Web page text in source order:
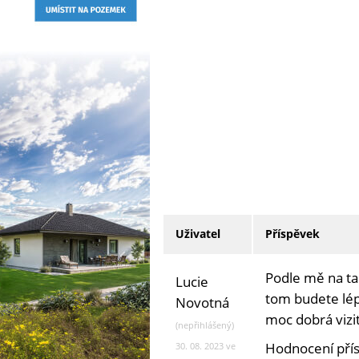
Uživatel Příspěvek
Lucie
Novotná
(nepřihlášený)
30. 08. 2023 ve
Podle mě na
tom budete
moc dobrá
Hodnocení